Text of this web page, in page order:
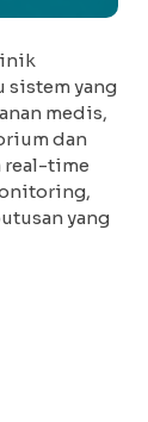
sistem yang
medis,
dan
real-time
yang